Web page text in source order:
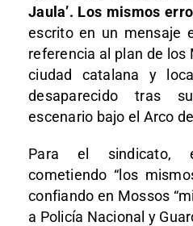
Jaula’. Los mismos
escrito en un mensaje
referencia al plan de los
ciudad catalana y
desaparecido tras
escenario bajo el Arco
Para el sindicato,
cometiendo “los
confiando en Mossos
a Policía Nacional y